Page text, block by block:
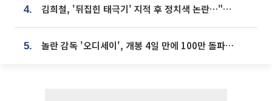
4. 김희철, '뒤집힌 태극기' 지적 후 정치색 논란…"좌우 떠나 우리나라 국기"
5. 놀란 감독 '오디세이', 개봉 4일 만에 100만 돌파⋯'왕사남' 보다 빠르다